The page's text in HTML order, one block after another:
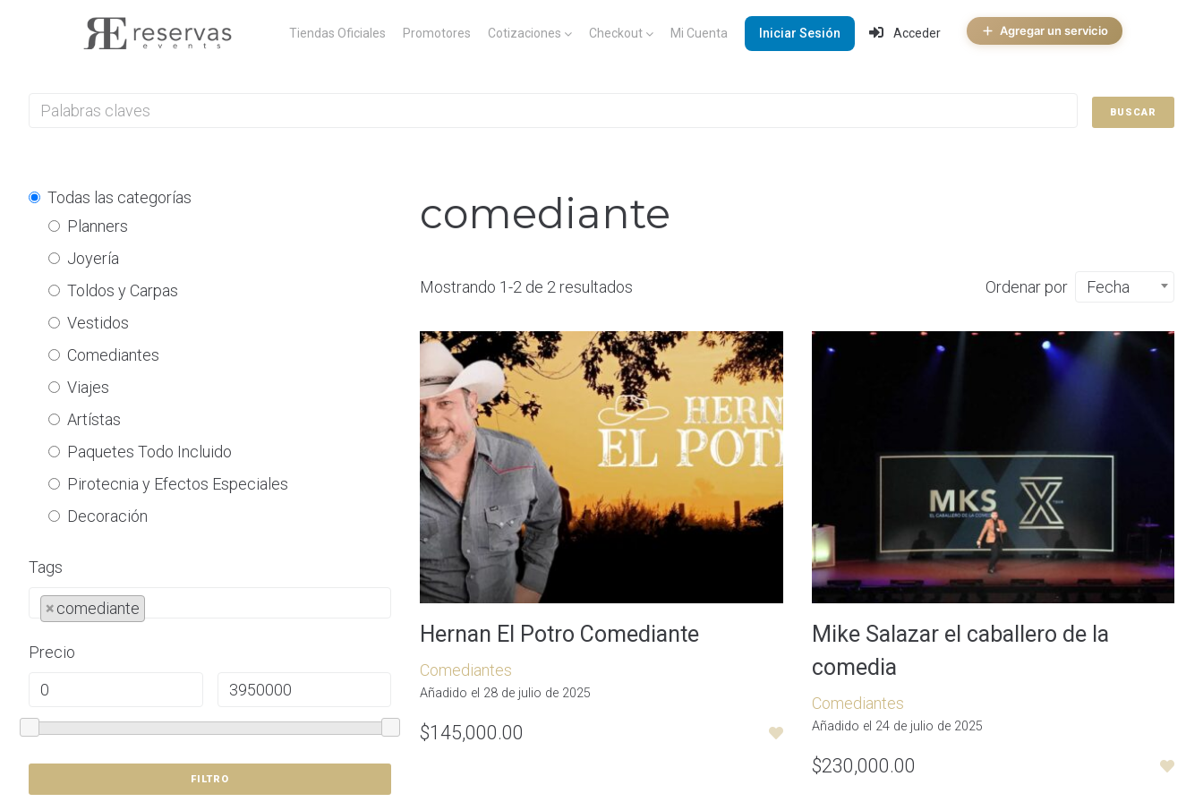
Tiendas Oficiales Promotores Cotizaciones Checkout Mi Cuenta Iniciar Sesión Acceder Agregar un servicio
BUSCAR
Todas las categorías
Planners
Joyería
Toldos y Carpas
Vestidos
Comediantes
Viajes
Artístas
Paquetes Todo Incluido
Pirotecnia y Efectos Especiales
Decoración
Transporte
Fotografía
Tags
×comediante
Precio
FILTRO
comediante
Mostrando 1-2 de 2 resultados Ordenar por Fecha
Hernan El Potro Comediante
Comediantes
Añadido el 28 de julio de 2025
$145,000.00
Mike Salazar el caballero de la
comedia
Comediantes
Añadido el 24 de julio de 2025
$230,000.00